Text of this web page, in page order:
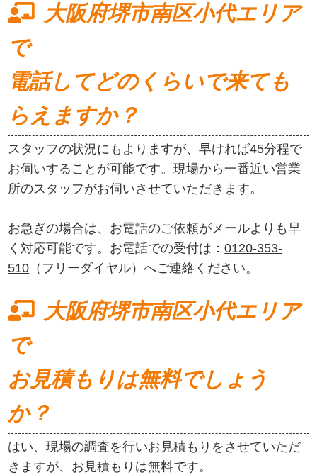
大阪府堺市南区小代エリア
で
電話してどのくらいで来ても
らえますか？
スタッフの状況にもよりますが、早ければ45分程で
お伺いすることが可能です。現場から一番近い営業
所のスタッフがお伺いさせていただきます。
お急ぎの場合は、お電話のご依頼がメールよりも早
く対応可能です。お電話での受付は：0120-353-
510 （フリーダイヤル）へご連絡ください。
大阪府堺市南区小代エリア
で
お見積もりは無料でしょう
か？
はい、現場の調査を行いお見積もりをさせていただ
きますが、お見積もりは無料です。